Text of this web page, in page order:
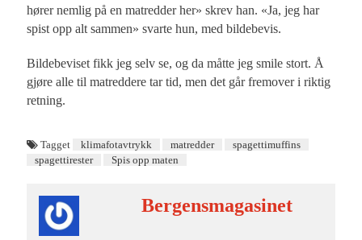
hører nemlig på en matredder her» skrev han. «Ja, jeg har
spist opp alt sammen» svarte hun, med bildebevis.
Bildebeviset fikk jeg selv se, og da måtte jeg smile stort. Å
gjøre alle til matreddere tar tid, men det går fremover i riktig
retning.
Tagget klimafotavtrykk matredder
spagettimuffins
spagettirester
Spis opp maten
Bergensmagasinet